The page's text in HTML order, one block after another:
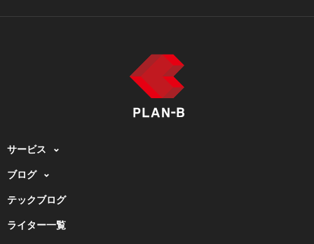
サービス
ブログ
テックブログ
ライター一覧